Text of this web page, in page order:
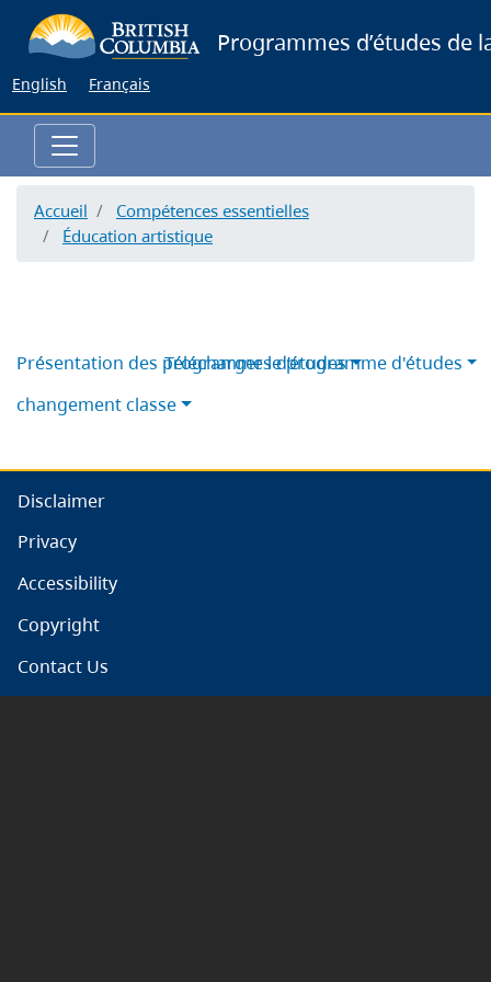
to
Programmes d’études de
English Français
Accueil
Compétences essentielles
Éducation artistique
Télécharger le programme d'études
Présentation des programmes d’études
changement classe
Disclaimer
Privacy
Accessibility
Copyright
Contact Us